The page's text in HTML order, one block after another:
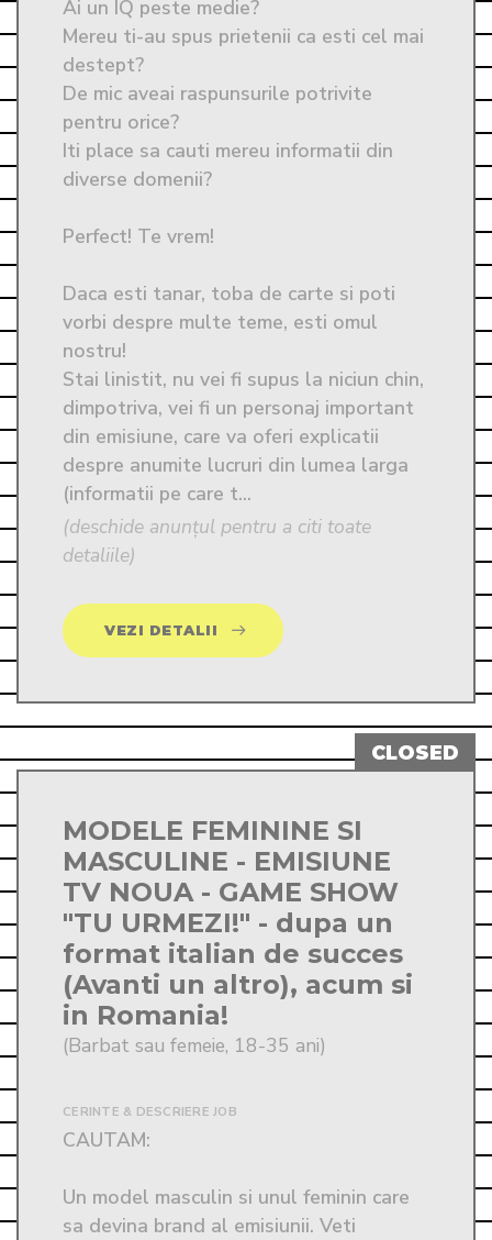
Ai un IQ peste medie?
Mereu ti-au spus prietenii ca esti cel mai
destept?
De mic aveai raspunsurile potrivite
pentru orice?
Iti place sa cauti mereu informatii din
diverse domenii?
Perfect! Te vrem!
Daca esti tanar, toba de carte si poti
vorbi despre multe teme, esti omul
nostru!
Stai linistit, nu vei fi supus la niciun chin,
dimpotriva, vei fi un personaj important
din emisiune, care va oferi explicatii
despre anumite lucruri din lumea larga
(informatii pe care t...
(deschide anunțul pentru a citi toate
detaliile)
VEZI DETALII
MODELE FEMININE SI
MASCULINE - EMISIUNE
TV NOUA - GAME SHOW
"TU URMEZI!" - dupa un
format italian de succes
(Avanti un altro), acum si
in Romania!
(Barbat sau femeie, 18-35 ani)
CERINTE & DESCRIERE JOB
CAUTAM:
Un model masculin si unul feminin care
sa devina brand al emisiunii. Veti